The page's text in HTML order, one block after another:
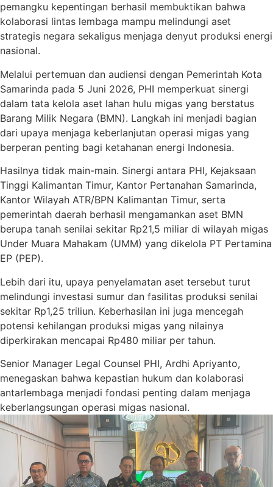
pemangku kepentingan berhasil membuktikan bahwa
kolaborasi lintas lembaga mampu melindungi aset
strategis negara sekaligus menjaga denyut produksi energi
nasional.
Melalui pertemuan dan audiensi dengan Pemerintah Kota
Samarinda pada 5 Juni 2026, PHI memperkuat sinergi
dalam tata kelola aset lahan hulu migas yang berstatus
Barang Milik Negara (BMN). Langkah ini menjadi bagian
dari upaya menjaga keberlanjutan operasi migas yang
berperan penting bagi ketahanan energi Indonesia.
Hasilnya tidak main-main. Sinergi antara PHI, Kejaksaan
Tinggi Kalimantan Timur, Kantor Pertanahan Samarinda,
Kantor Wilayah ATR/BPN Kalimantan Timur, serta
pemerintah daerah berhasil mengamankan aset BMN
berupa tanah senilai sekitar Rp21,5 miliar di wilayah migas
Under Muara Mahakam (UMM) yang dikelola PT Pertamina
EP (PEP).
Lebih dari itu, upaya penyelamatan aset tersebut turut
melindungi investasi sumur dan fasilitas produksi senilai
sekitar Rp1,25 triliun. Keberhasilan ini juga mencegah
potensi kehilangan produksi migas yang nilainya
diperkirakan mencapai Rp480 miliar per tahun.
Senior Manager Legal Counsel PHI, Ardhi Apriyanto,
menegaskan bahwa kepastian hukum dan kolaborasi
antarlembaga menjadi fondasi penting dalam menjaga
keberlangsungan operasi migas nasional.